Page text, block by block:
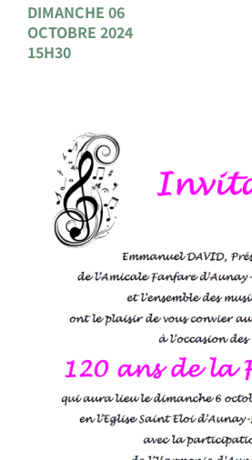
DIMANCHE 06
OCTOBRE 2024
15H30